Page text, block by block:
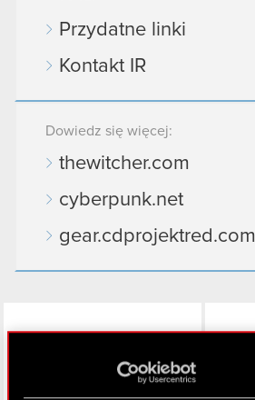
Przydatne linki
Kontakt IR
Dowiedz się więcej:
thewitcher.com
cyberpunk.net
gear.cdprojektred.com